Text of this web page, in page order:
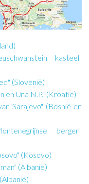
kasteel"
(Slovenië)
en Una N.P." (Kroatië)
Sarajevo" (Bosnië en
bergen"
(Kosovo)
(Albanië)